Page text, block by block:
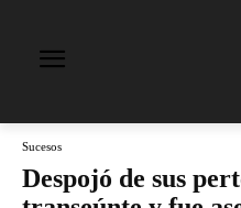
Sucesos
Despojó de sus